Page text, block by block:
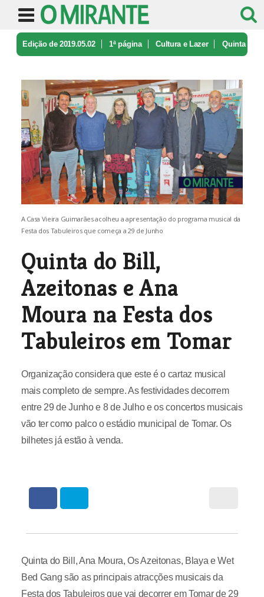
Edição de 2019.05.02 1ª página Cultura e Lazer Quinta
A Casa Vieira Guimarães acolheu a apresentação do programa musical da
Festa dos Tabuleiros que começa a 29 de Junho
Quinta do Bill,
Azeitonas e Ana
Moura na Festa dos
Tabuleiros em Tomar
Organização considera que este é o cartaz musical
mais completo de sempre. As festividades decorrem
entre 29 de Junho e 8 de Julho e os concertos musicais
vão ter como palco o estádio municipal de Tomar. Os
bilhetes já estão à venda.
Quinta do Bill, Ana Moura, Os Azeitonas, Blaya e Wet
Bed Gang são as principais atracções musicais da
Festa dos Tabuleiros que vai decorrer em Tomar de 29